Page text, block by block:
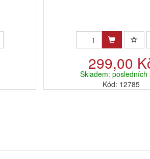
299,00
Skladem: posledních
Kód: 12785